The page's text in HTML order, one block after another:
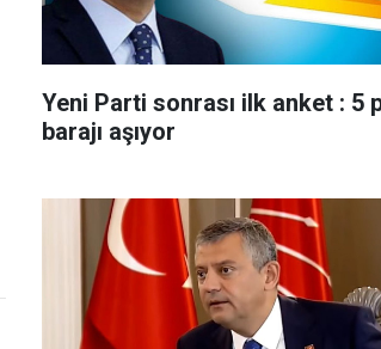
Yeni Parti sonrası ilk anket : 5
barajı aşıyor